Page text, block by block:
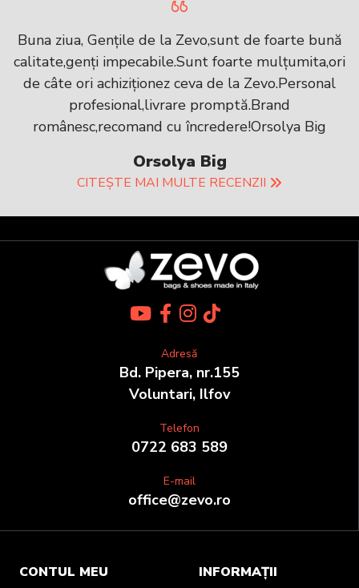
Buna ziua, Gențile de la Zevo,sunt de foarte bună
calitate,genți impecabile.Sunt foarte mulțumita,ori
de câte ori achiziționez ceva de la Zevo.Personal
profesional,livrare promptă.Brand
românesc,recomand cu încredere!Orsolya Big
Orsolya Big
CITEȘTE MAI MULTE RECENZII
Adresă
Bd. Pipera, nr.155
Voluntari, Ilfov
Telefon
0722 683 589
E-mail
office@zevo.ro
CONTUL MEU
INFORMAȚII